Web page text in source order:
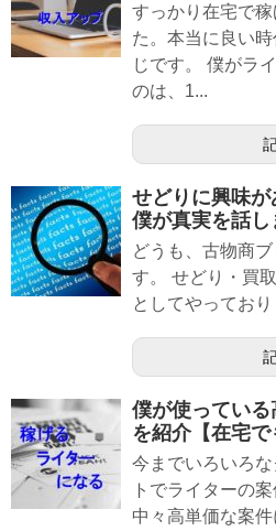
すっかり在宅で
た。本当に良い
じです。 僕がラ
のは、1...
せどりに興味
僕が真実を話し
どうも、古物商
す。 せどり・買
としてやってお
僕が使っている
を紹介【在宅で
今までいろいろ
トでライターの
中々高単価な案